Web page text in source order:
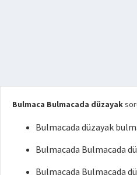
Bulmaca Bulmacada düzayak
Bulmacada düzayak
Bulmacada Bulmacada
Bulmacada Bulmacada